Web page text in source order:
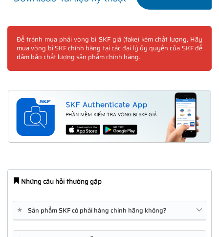
Để tránh mua phải vòng bi SKF giả (fake) kém chất lượng, Hãy
mua vòng bi SKF chính hãng tại các đại lý ủy quyền của SKF để
đảm bảo chất lượng sản phẩm chính hãng.
Những câu hỏi thường gặp
★ Sản phẩm SKF có phải hàng chính hãng không?